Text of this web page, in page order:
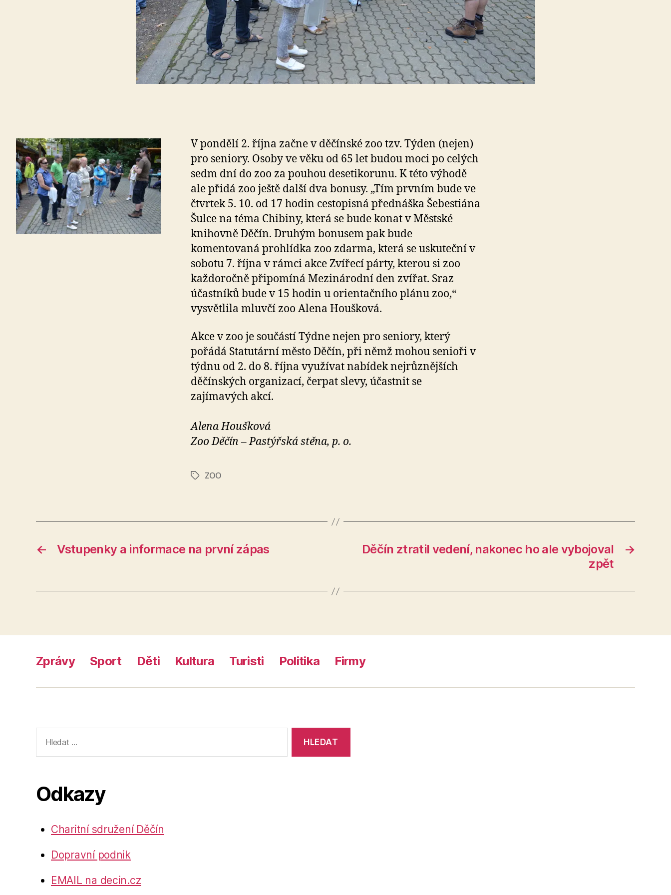
V pondělí 2. října začne v děčínské zoo tzv. Týden (nejen)
pro seniory. Osoby ve věku od 65 let budou moci po celých
sedm dní do zoo za pouhou desetikorunu. K této výhodě
ale přidá zoo ještě další dva bonusy. „Tím prvním bude ve
čtvrtek 5. 10. od 17 hodin cestopisná přednáška Šebestiána
Šulce na téma Chibiny, která se bude konat v Městské
knihovně Děčín. Druhým bonusem pak bude
komentovaná prohlídka zoo zdarma, která se uskuteční v
sobotu 7. října v rámci akce Zvířecí párty, kterou si zoo
každoročně připomíná Mezinárodní den zvířat. Sraz
účastníků bude v 15 hodin u orientačního plánu zoo,“
vysvětlila mluvčí zoo Alena Houšková.
Akce v zoo je součástí Týdne nejen pro seniory, který
pořádá Statutární město Děčín, při němž mohou senioři v
týdnu od 2. do 8. října využívat nabídek nejrůznějších
děčínských organizací, čerpat slevy, účastnit se
zajímavých akcí.
Alena Houšková
Zoo Děčín – Pastýřská stěna, p. o.
ŠtítkyZOO
← Vstupenky a informace na první zápas →
Děčín ztratil vedení, nakonec ho ale vybojoval
zpět
Zprávy Sport Děti Kultura Turisti Politika Firmy
vyhledávání:
Odkazy
Charitní sdružení Děčín
Dopravní podnik
EMAIL na decin.cz